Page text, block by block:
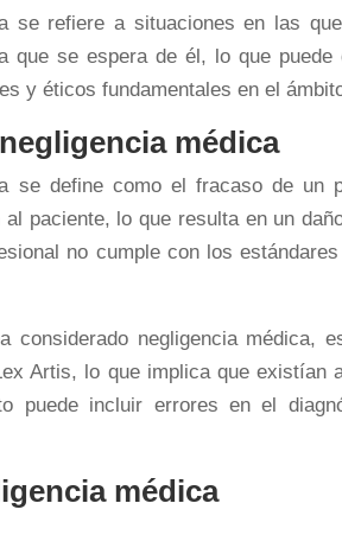
se refiere a situaciones en las
que se espera de él, lo que
y éticos fundamentales en el
médica
se define como el fracaso de un
al paciente, lo que resulta en un
no cumple con los
considerado negligencia médica,
Artis, lo que implica que existían
puede incluir errores en el
médica